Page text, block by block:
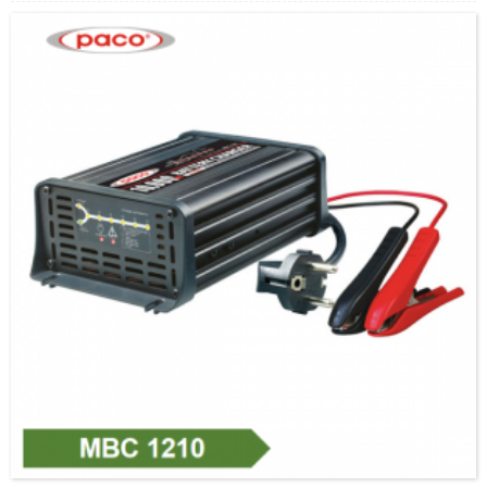
Гц / 110 В айнымалы ток, 50/60 Гц.· Кіріс қуаты: 307 Вт · Номиналды шығыс: 12
В тұрақты ток, 10 000 мА · Ең аз іске қосу кернеуі: 2,0 В · 7 кезең: күкіртті